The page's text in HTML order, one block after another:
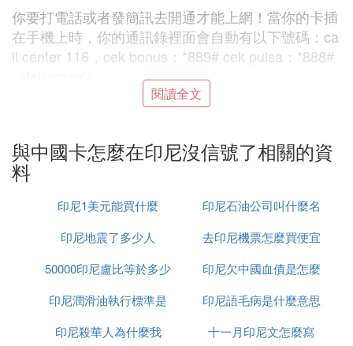
你要打電話或者發簡訊去開通才能上網！當你的卡插
在手機上時，你的通訊錄裡面會自動有以下號碼：ca
ll center 116，cek bonus：*889# cek pulsa：*888#
E. 在國買的華為機拿到印尼用當地手機卡
不能用，顯示僅可撥打緊急電話。可用中國
電話卡，怎麼處理
這不僅能夠正常使用華為手機的各項功能，還能享受
到更實惠的本地資費。而如果你的停留時間較短，則
可以考慮使用中國的手機卡漫遊。不過，需要注意的
是，使用漫遊服務時可能會產生額外費用，且信號穩
定性可能不如本地手機卡。
華為手機在中國和印尼的不同使用體驗，主要源於運
閱讀全文
與中國卡怎麼在印尼沒信號了相關的資
料
印尼1美元能買什麼
印尼石油公司叫什麼名
字
印尼地震了多少人
去印尼機票怎麼買便宜
50000印尼盧比等於多少
人民幣
印尼欠中國血債是怎麼
回事
印尼潤滑油執行標準是
什麼
印尼語毛病是什麼意思
印尼殺華人為什麼我
十一月印尼文怎麼寫